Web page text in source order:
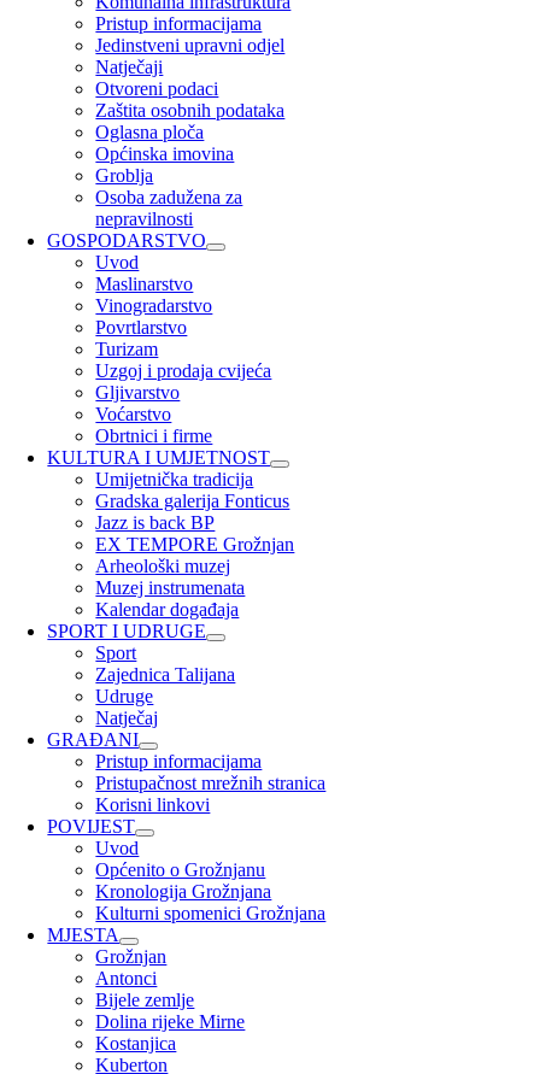
Pristup informacijama
Jedinstveni upravni odjel
Natječaji
Otvoreni podaci
Zaštita osobnih podataka
Oglasna ploča
Općinska imovina
Groblja
Osoba zadužena za
nepravilnosti
GOSPODARSTVO
Uvod
Maslinarstvo
Vinogradarstvo
Povrtlarstvo
Turizam
Uzgoj i prodaja cvijeća
Gljivarstvo
Voćarstvo
Obrtnici i firme
KULTURA I UMJETNOST
Umijetnička tradicija
Gradska galerija Fonticus
Jazz is back BP
EX TEMPORE Grožnjan
Arheološki muzej
Muzej instrumenata
Kalendar događaja
SPORT I UDRUGE
Sport
Zajednica Talijana
Udruge
Natječaj
GRAĐANI
Pristup informacijama
Pristupačnost mrežnih stranica
Korisni linkovi
POVIJEST
Uvod
Općenito o Grožnjanu
Kronologija Grožnjana
Kulturni spomenici Grožnjana
MJESTA
Grožnjan
Antonci
Bijele zemlje
Dolina rijeke Mirne
Kostanjica
Kuberton